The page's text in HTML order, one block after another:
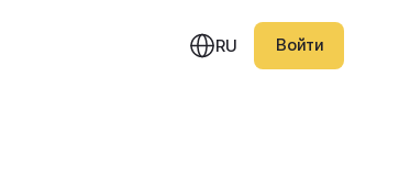
RU Войти